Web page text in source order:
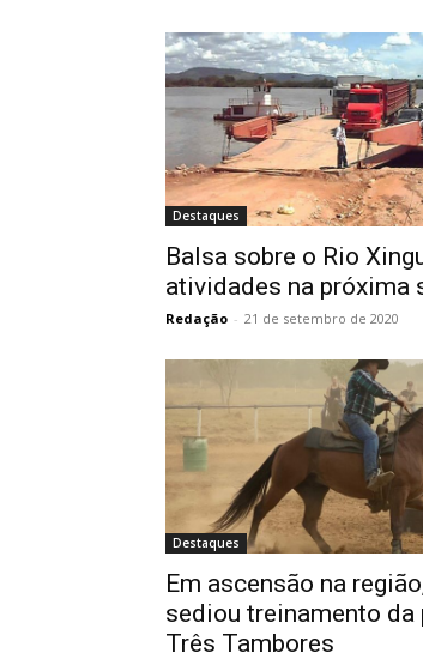
Destaques
Balsa sobre o Rio
atividades na próxima
Redação - 21 de setembro de 2020
Destaques
Em ascensão na
sediou treinamento da
Três Tambores